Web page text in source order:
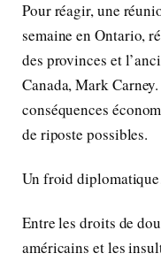
Pour réagir, une
semaine en Ontario,
des provinces et
Canada, Mark
conséquences
de riposte possibles.
Un froid
Entre les droits de
américains et les